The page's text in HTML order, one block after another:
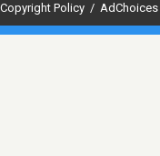
Copyright Policy / AdChoices